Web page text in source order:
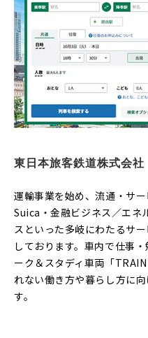
東日本旅客鉄道株式会社
運輸事業を始め、流通・サ
Suica・金融ビジネス／エネ
スといった多岐にわたるサ
しております。車内で仕事
ーク＆スタディ車両「
れない働き方や暮らし方に
す。